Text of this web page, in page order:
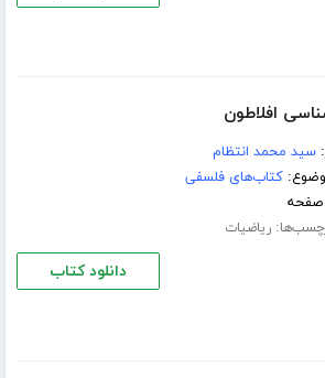
افلاطون
سید محمد انتظام
کتاب‌های فلسفی
ریاضیات
دانلود کتاب